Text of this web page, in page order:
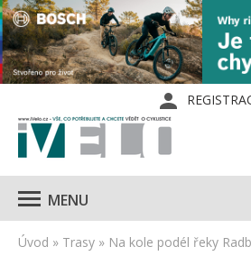
MENU
Úvod » Trasy » Na kole podél řeky